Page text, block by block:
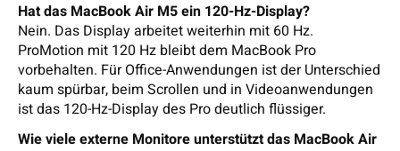
Hat das MacBook Air M5 ein 120-Hz-Display?
Nein. Das Display arbeitet weiterhin mit 60 Hz.
ProMotion mit 120 Hz bleibt dem MacBook Pro
vorbehalten. Für Office-Anwendungen ist der Unterschied
kaum spürbar, beim Scrollen und in Videoanwendungen
ist das 120-Hz-Display des Pro deutlich flüssiger.
Wie viele externe Monitore unterstützt das MacBook Air